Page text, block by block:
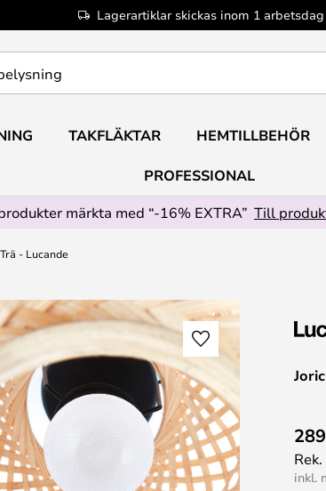
Lagerartiklar skickas inom 1 arbetsdag
TAKFLÄKTAR HEMTILLBEHÖR
PROFESSIONAL
märkta med “-16% EXTRA” Till
- Lucande
inkl.